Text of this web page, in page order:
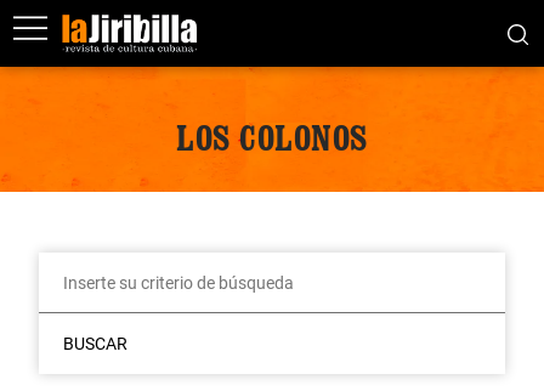
LOS COLONOS
BUSCAR